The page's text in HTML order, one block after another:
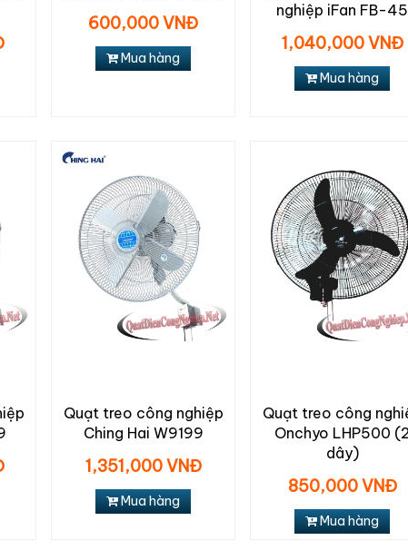
600,000 VNĐ
Mua hàng
nghiệp iFan FB-45
1,040,000 VNĐ
Mua hàng
Quạt treo công nghiệp
Ching Hai W9199
1,351,000 VNĐ
Mua hàng
Quạt treo công
Onchyo LHP500 (2
dây)
850,000 VNĐ
Mua hàng